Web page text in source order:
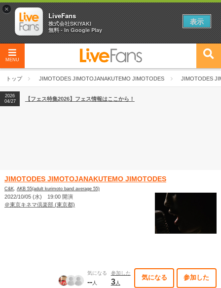
MENU
トップ JIMOTODES JIMOTOJANAKUTEMO JIMOTODES JIMOTODES
2026
04/27
2026
【ライブ動員ランキング】2026年上半期編発表！
2026
04/27
【フェス特集2026】フェス情報はここから！
JIMOTODES JIMOTOJANAKUTEMO JIMOTODES
C&K, AKB 55(adult kurimoto band average 55)
2022/10/05 (水) 19:00 開演
＠東京キネマ倶楽部 (東京都)
気になる
--人
参加した
3人
気になる 参加した
×
LiveFans
株式会社SKIYAKI
無料 - In Google Play
表示